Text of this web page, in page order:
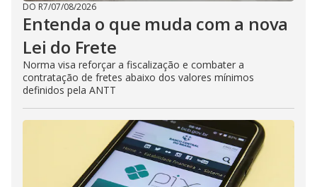
DO R7/07/08/2026
Entenda o que muda com a nova
Lei do Frete
Norma visa reforçar a fiscalização e combater a
contratação de fretes abaixo dos valores mínimos
definidos pela ANTT